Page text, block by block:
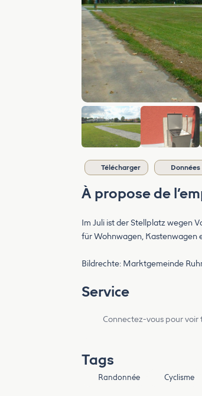
Télécharger
À propose de
Im Juli ist der Stellplatz wegen
für Wohnwagen, Kastenwagen
Bildrechte: Marktgemeinde
Service
Connectez-vous pour voir
Tags
Randonnée Cyclisme